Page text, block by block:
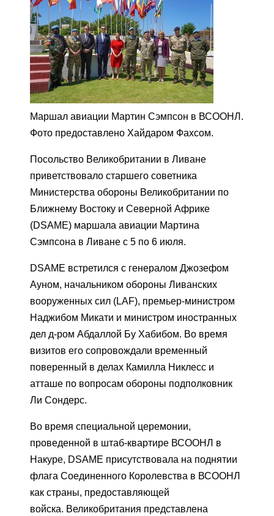
Маршал авиации Мартин Сэмпсон в ВСООНЛ.
Фото предоставлено Хайдаром Фахсом.
Посольство Великобритании в Ливане
приветствовало старшего советника
Министерства обороны Великобритании по
Ближнему Востоку и Северной Африке
(DSAME) маршала авиации Мартина
Сэмпсона в Ливане с 5 по 6 июля.
DSAME встретился с генералом Джозефом
Ауном, начальником обороны Ливанских
вооруженных сил (LAF), премьер-министром
Наджибом Микати и министром иностранных
дел д-ром Абдаллой Бу Хабибом. Во время
визитов его сопровождали временный
поверенный в делах Камилла Никлесс и
атташе по вопросам обороны подполковник
Ли Сондерс.
Во время специальной церемонии,
проведенной в штаб-квартире ВСООНЛ в
Накуре, DSAME присутствовала на поднятии
флага Соединенного Королевства в ВСООНЛ
как страны, предоставляющей
войска. Великобритания представлена ​​